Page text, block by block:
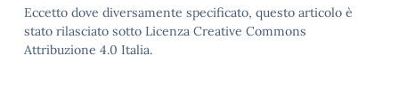
Eccetto dove diversamente specificato, questo articolo è
stato rilasciato sotto Licenza Creative Commons
Attribuzione 4.0 Italia.